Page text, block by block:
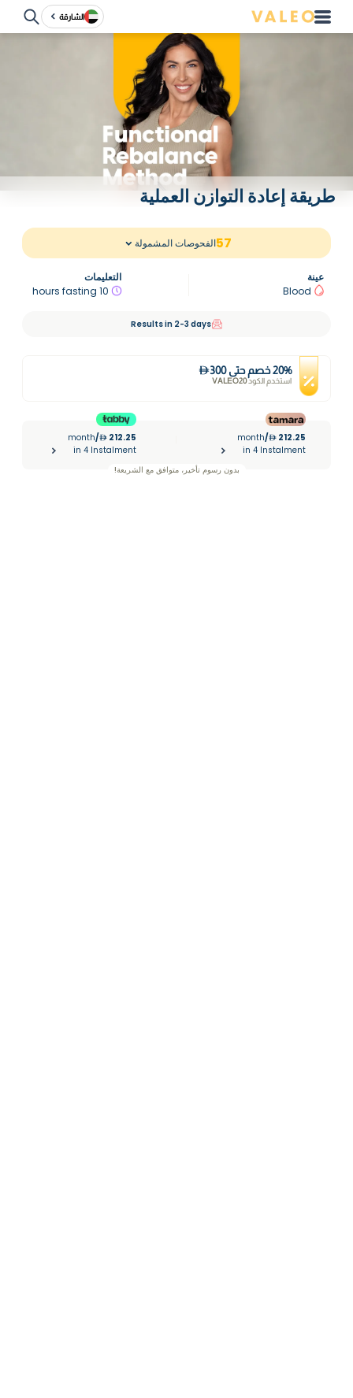
الشارقة
طريقة إعادة التوازن العملية
57الفحوصات المشمولة
عينة
Blood
التعليمات
10 hours fasting
Results in 2-3 days
20% خصم حتى 300
استخدم الكودVALEO20
212.25
/
month
in 4 Instalment
212.25
/
month
in 4 Instalment
بدون رسوم تأخير، متوافق مع الشريعة!